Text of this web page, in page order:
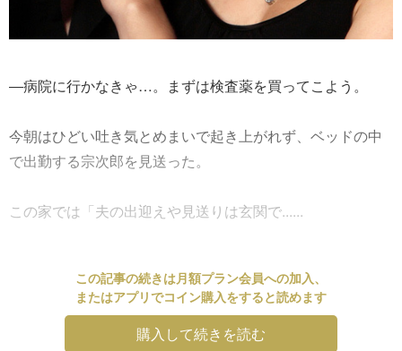
―病院に行かなきゃ…。まずは検査薬を買ってこよう。
今朝はひどい吐き気とめまいで起き上がれず、ベッドの中
で出勤する宗次郎を見送った。
この家では「夫の出迎えや見送りは玄関で......
この記事の続きは月額プラン会員への加入、
またはアプリでコイン購入をすると読めます
購入して続きを読む